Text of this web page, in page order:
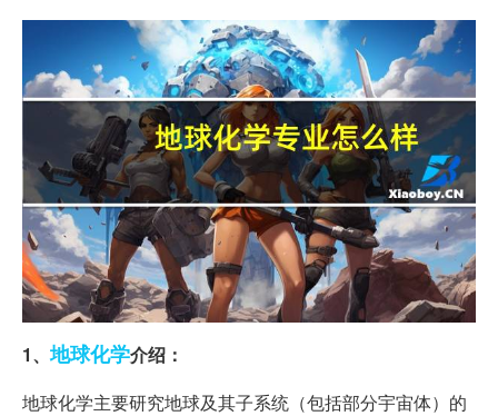
1、地球化学介绍：
地球化学主要研究地球及其子系统（包括部分宇宙体）的